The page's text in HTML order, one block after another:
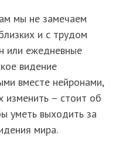
мы не замечаем
и с трудом
или ежедневные
видение
вместе нейронами,
изменить – стоит об
уметь выходить за
мира.